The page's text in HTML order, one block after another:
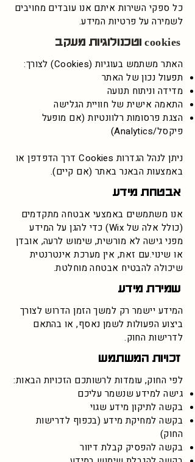
כל ספקי השירות איתם אנו עובדים מחויבים
לשמירה על פרטיות המידע.
cookies וטכנולוגיות מעקב
האתר משתמש בעוגיות (Cookies) לצורך:
תפעול נכון של האתר
מדידה וניתוח תנועה
התאמה אישית של חוויית הגלישה
הצגת פרסומות רלוונטיות (אם מופעל
פיקסל/Analytics)
ניתן לנהל הגדרות Cookies דרך הדפדפן או
באמצעות הבאנר באתר (אם קיים).
אבטחת מידע
אנו משתמשים באמצעי אבטחה מתקדמים
(כולל אלה של Wix) כדי להגן על המידע
מפני גישה לא מורשית, שימוש לרעה, אובדן
או שינוי.עם זאת, אין מערכת אינטרנטית
שיכולה להבטיח אבטחה מוחלטת.
שמירת מידע
המידע יישמר רק למשך הזמן הדרוש לצורך
ביצוע הפעולות לשמן נאסף, או בהתאם
לדרישות החוק.
זכויות המשתמש
לפי החוק, עומדות לרשותכם הזכויות הבאות:
גישה למידע שנשמר עליכם
בקשה לתיקון מידע שגוי
בקשה למחיקת מידע (בכפוף לדרישות
החוק)
בקשה להפסיק קבלת דיוור